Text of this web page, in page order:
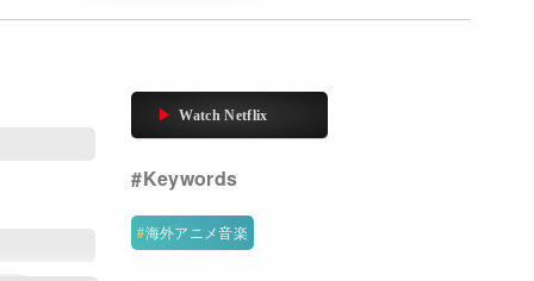
海外アニメ音楽